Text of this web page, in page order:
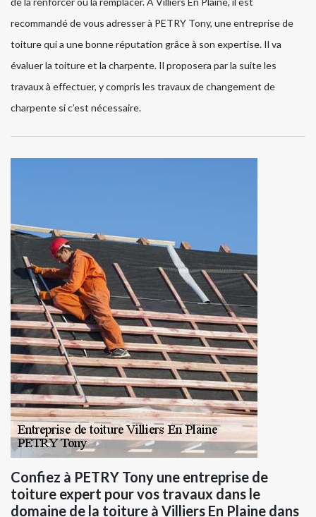
recommandé de vous adresser à PETRY Tony, une entreprise de
toiture qui a une bonne réputation grâce à son expertise. Il va
évaluer la toiture et la charpente. Il proposera par la suite les
travaux à effectuer, y compris les travaux de changement de
charpente si c’est nécessaire.
Confiez à PETRY Tony une entreprise de
toiture expert pour vos travaux dans le
domaine de la toiture à Villiers En Plaine dans